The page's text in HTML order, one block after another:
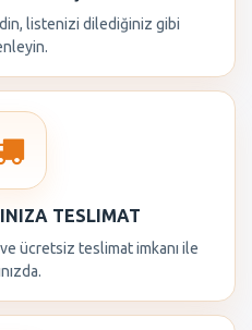
listenizi dilediğiniz gibi
TESLIMAT
ücretsiz teslimat imkanı ile